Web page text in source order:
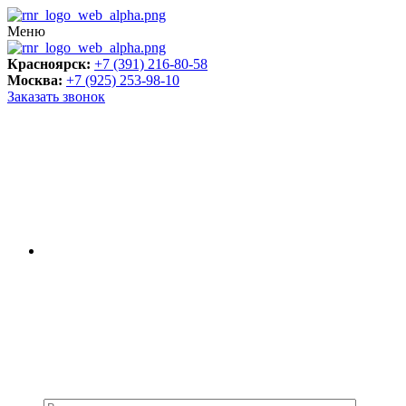
Меню
Красноярск: +7 (391) 216-80-58
Москва: +7 (925) 253-98-10
Заказать звонок